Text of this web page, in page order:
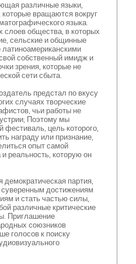
различные языки,
вращаются вокруг
языка.
слоев общества, в которых
сельские и общинные
латиноамериканскими
собственный имидж и
зрения, которые не
сети сбыта.
предстал по вкусу
случаях творческие
чьи работы не
Поэтому мы
фестиваль, цель которого,
награду или признание,
опыт самой
и реальность, которую он
партия,
суверенным достижениям
и стать частью силы,
различные критические
Приглашение
союзников
голосов к поиску